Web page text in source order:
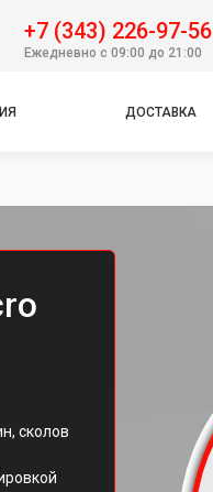
+7 (343) 226-97-56
Ежедневно с 09:00 до 21:00
ДОСТАВКА
сколов